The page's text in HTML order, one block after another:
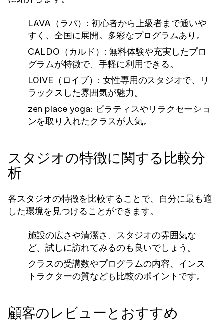
LAVA（ラバ）: 初心者から上級者まで通いや
すく、全国に展開。多彩なプログラムあり。
CALDO（カルド）: 無料体験や充実したプロ
グラムが特徴で、手軽に利用できる。
LOIVE（ロイブ）: 女性専用のスタジオで、リ
ラックスした雰囲気が魅力。
zen place yoga: ピラティスやリラクセーショ
ンを取り入れたクラスが人気。
スタジオの特徴に関する比較分
析
各スタジオの特徴を比較することで、自分に最も適
した環境を見つけることができます。
施設の広さや清潔さ、スタジオの雰囲気な
ど、試しに訪れてみるのも良いでしょう。
クラスの受講数やプログラムの内容、インス
トラクターの質なども比較のポイントです。
顧客のレビューとおすすめ